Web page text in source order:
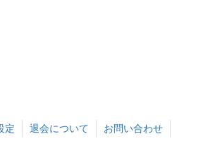
定 退会について お問い合わせ